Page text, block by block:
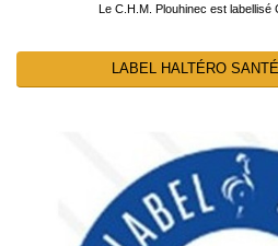
Le C.H.M. Plouhinec est labellisé
LABEL HALTÉRO